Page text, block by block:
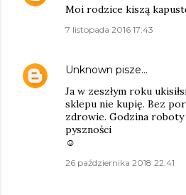
Moi rodzice kiszą
7 listopada 2016 17:43
Unknown pisze…
Ja w zeszłym roku
sklepu nie kupię. Bez
zdrowie. Godzina roboty
pyszności
☺
26 października 2018 22:41